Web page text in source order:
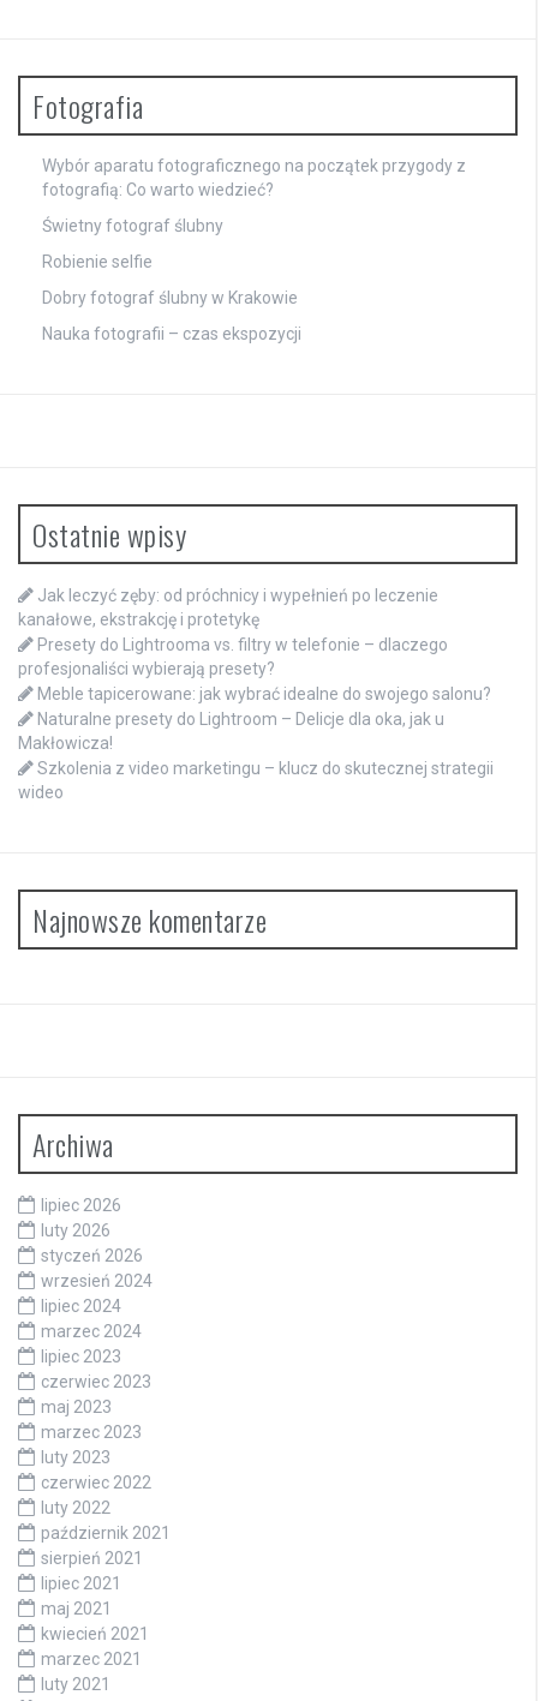
Fotografia
Wybór aparatu fotograficznego na początek przygody z
fotografią: Co warto wiedzieć?
Świetny fotograf ślubny
Robienie selfie
Dobry fotograf ślubny w Krakowie
Nauka fotografii – czas ekspozycji
Ostatnie wpisy
Jak leczyć zęby: od próchnicy i wypełnień po leczenie
kanałowe, ekstrakcję i protetykę
Presety do Lightrooma vs. filtry w telefonie – dlaczego
profesjonaliści wybierają presety?
Meble tapicerowane: jak wybrać idealne do swojego salonu?
Naturalne presety do Lightroom – Delicje dla oka, jak u
Makłowicza!
Szkolenia z video marketingu – klucz do skutecznej strategii
wideo
Najnowsze komentarze
Archiwa
lipiec 2026
luty 2026
styczeń 2026
wrzesień 2024
lipiec 2024
marzec 2024
lipiec 2023
czerwiec 2023
maj 2023
marzec 2023
luty 2023
czerwiec 2022
luty 2022
październik 2021
sierpień 2021
lipiec 2021
maj 2021
kwiecień 2021
marzec 2021
luty 2021